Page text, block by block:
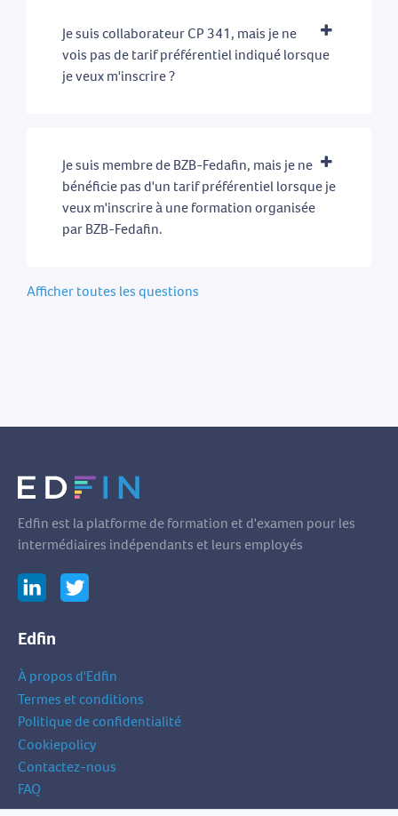
Je suis collaborateur CP 341, mais je ne
vois pas de tarif préférentiel indiqué lorsque
je veux m'inscrire ?
Je suis membre de BZB-Fedafin, mais je ne
bénéficie pas d'un tarif préférentiel lorsque je
veux m'inscrire à une formation organisée
par BZB-Fedafin.
Afficher toutes les questions
Edfin est la platforme de formation et d'examen pour les
intermédiaires indépendants et leurs employés
Edfin
À propos d'Edfin
Termes et conditions
Politique de confidentialité
Cookiepolicy
Contactez-nous
FAQ